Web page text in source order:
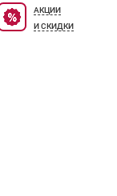
АКЦИИ
И СКИДКИ